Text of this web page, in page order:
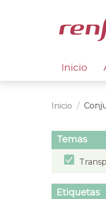
Inicio
Inicio
Temas
Etiquetas